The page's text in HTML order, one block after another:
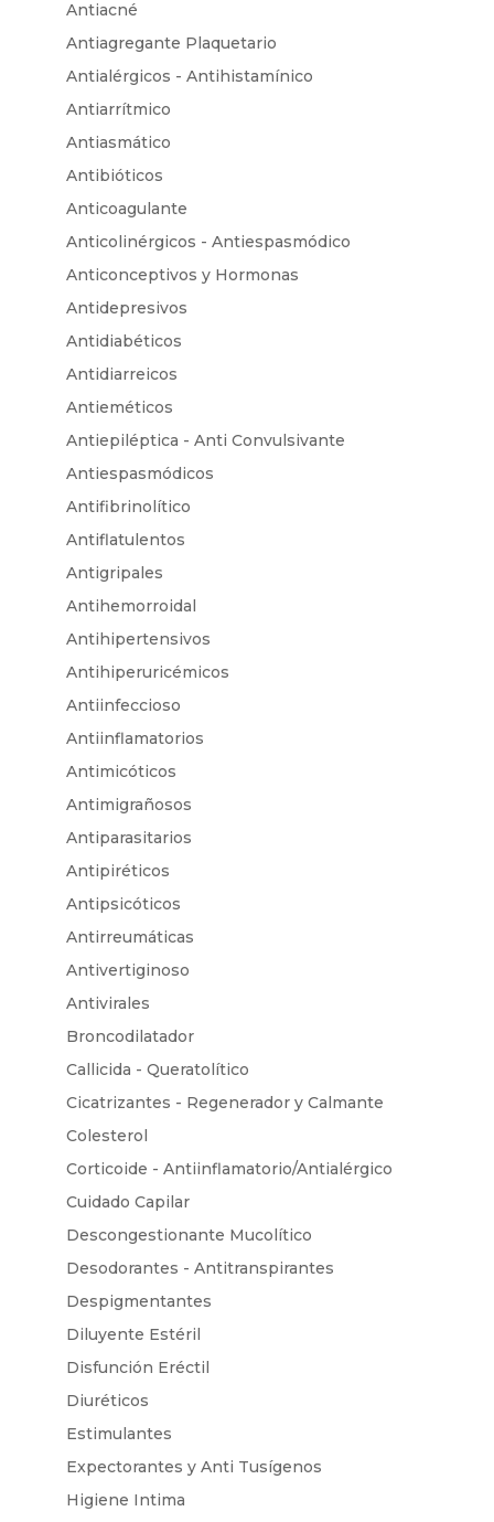
Antiacné
Antiagregante Plaquetario
Antialérgicos - Antihistamínico
Antiarrítmico
Antiasmático
Antibióticos
Anticoagulante
Anticolinérgicos - Antiespasmódico
Anticonceptivos y Hormonas
Antidepresivos
Antidiabéticos
Antidiarreicos
Antieméticos
Antiepiléptica - Anti Convulsivante
Antiespasmódicos
Antifibrinolítico
Antiflatulentos
Antigripales
Antihemorroidal
Antihipertensivos
Antihiperuricémicos
Antiinfeccioso
Antiinflamatorios
Antimicóticos
Antimigrañosos
Antiparasitarios
Antipiréticos
Antipsicóticos
Antirreumáticas
Antivertiginoso
Antivirales
Broncodilatador
Callicida - Queratolítico
Cicatrizantes - Regenerador y Calmante
Colesterol
Corticoide - Antiinflamatorio/Antialérgico
Cuidado Capilar
Descongestionante Mucolítico
Desodorantes - Antitranspirantes
Despigmentantes
Diluyente Estéril
Disfunción Eréctil
Diuréticos
Estimulantes
Expectorantes y Anti Tusígenos
Higiene Intima